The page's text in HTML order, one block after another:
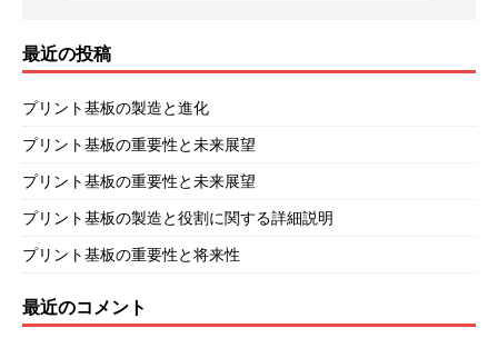
最近の投稿
プリント基板の製造と進化
プリント基板の重要性と未来展望
プリント基板の重要性と未来展望
プリント基板の製造と役割に関する詳細説明
プリント基板の重要性と将来性
最近のコメント